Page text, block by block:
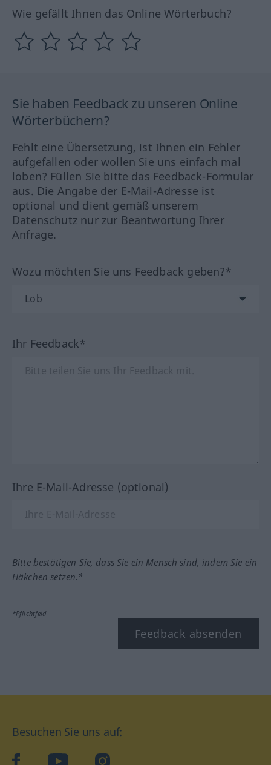
Wie gefällt Ihnen das Online Wörterbuch?
Sie haben Feedback zu unseren Online
Wörterbüchern?
Fehlt eine Übersetzung, ist Ihnen ein Fehler
aufgefallen oder wollen Sie uns einfach mal
loben? Füllen Sie bitte das Feedback-Formular
aus. Die Angabe der E-Mail-Adresse ist
optional und dient gemäß unserem
Datenschutz nur zur Beantwortung Ihrer
Anfrage.
Wozu möchten Sie uns Feedback geben?*
Ihr Feedback*
Ihre E-Mail-Adresse (optional)
Bitte bestätigen Sie, dass Sie ein Mensch sind, indem Sie ein
Häkchen setzen.*
*Pflichtfeld
Feedback absenden
Besuchen Sie uns auf:
facebookYouTube Instagram